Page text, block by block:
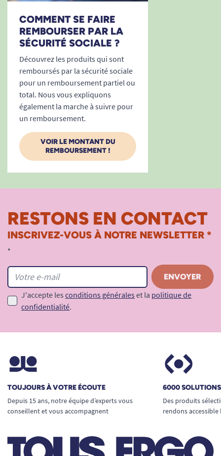
COMMENT SE FAIRE
REMBOURSER PAR LA
SÉCURITÉ SOCIALE ?
Découvrez les produits qui sont
remboursés par la sécurité sociale
pour un remboursement partiel ou
total. Nous vous expliquons
également la marche à suivre pour
un remboursement.
VOIR LE MONTANT DU
REMBOURSEMENT !
RESTONS EN CONTACT
INSCRIVEZ-VOUS À NOTRE NEWSLETTER *
*
J'accepte les conditions générales et la politique de
confidentialité.
TOUJOURS À VOTRE ÉCOUTE
Depuis 15 ans, notre équipe d’experts vous
conseillent et vous accompagnent
6000
Des produits
rendons